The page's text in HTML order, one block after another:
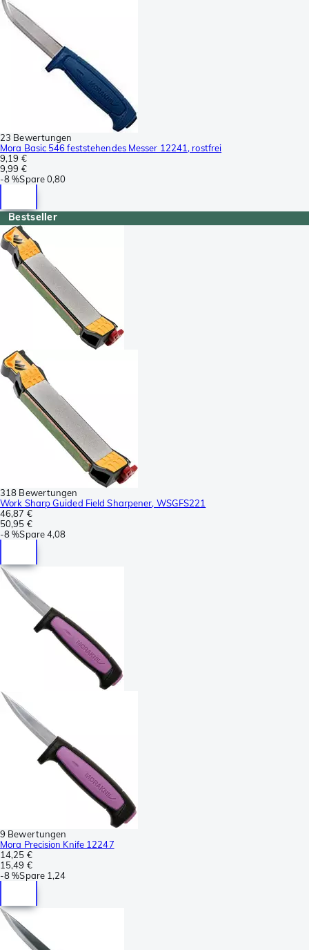
23 Bewertungen
Mora Basic 546 feststehendes Messer 12241, rostfrei
9,19 €
9,99 €
-8 %Spare0,80
Bestseller
318 Bewertungen
Work Sharp Guided Field Sharpener, WSGFS221
46,87 €
50,95 €
-8 %Spare4,08
9 Bewertungen
Mora Precision Knife 12247
14,25 €
15,49 €
-8 %Spare 1,24